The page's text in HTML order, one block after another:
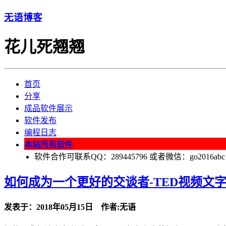
无语博客
花儿死翘翘
首页
分享
成品软件展示
软件发布
编程日志
本站所有软件
软件合作可联系QQ：289445796 或者微信：go2016abc
如何成为一个更好的交谈者-TED视频文
发表于：2018年05月15日 作者:无语